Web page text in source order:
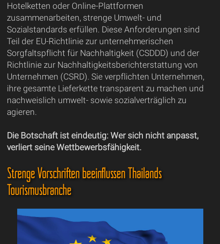
Hotelketten oder Online-Plattformen
zusammenarbeiten, strenge Umwelt- und
Sozialstandards erfüllen. Diese Anforderungen sind
Teil der EU-Richtlinie zur unternehmerischen
Sorgfaltspflicht für Nachhaltigkeit (CSDDD) und der
Richtlinie zur Nachhaltigkeitsberichterstattung von
Unternehmen (CSRD). Sie verpflichten Unternehmen,
ihre gesamte Lieferkette transparent zu machen und
nachweislich umwelt- sowie sozialverträglich zu
agieren.
Die Botschaft ist eindeutig: Wer sich nicht anpasst,
verliert seine Wettbewerbsfähigkeit.
Strenge Vorschriften beeinflussen Thailands
Tourismusbranche